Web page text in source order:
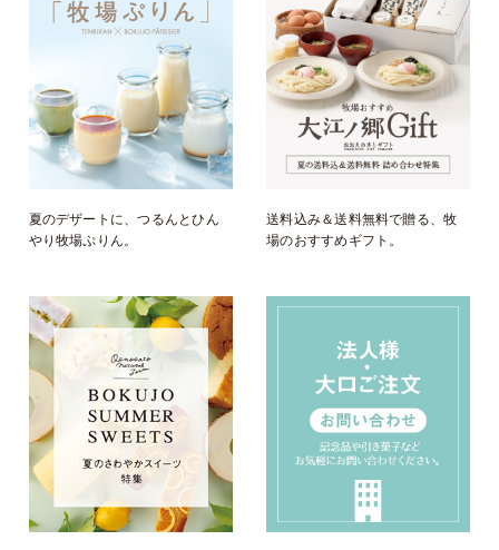
夏のデザートに、つるんとひん
やり牧場ぷりん。
送料込み＆送料無料で贈る、牧
場のおすすめギフト。